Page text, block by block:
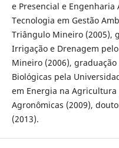
e Presencial e
Tecnologia em Gestão
Triângulo Mineiro (2005),
Irrigação e Drenagem
Mineiro (2006),
Biológicas pela
em Energia na Agricultura
Agronômicas (2009),
(2013).